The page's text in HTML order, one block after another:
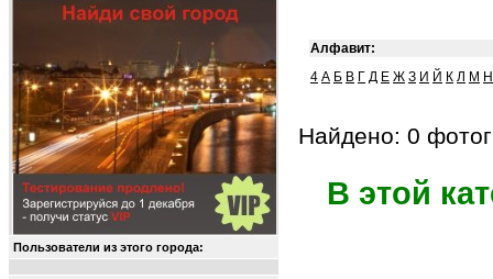
Пользователи из этого города:
Алфавит:
4 А Б В Г Д Е Ж З И Й К Л М Н
Найдено: 0
В этой